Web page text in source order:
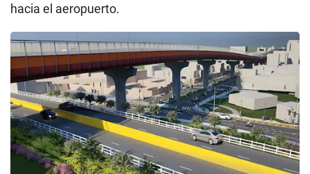
hacia el aeropuerto.